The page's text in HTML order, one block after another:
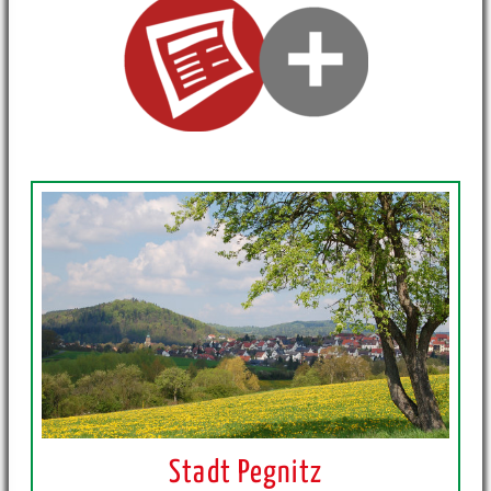
Stadt Pegnitz